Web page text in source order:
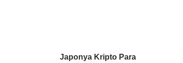
Japonya Kripto Para